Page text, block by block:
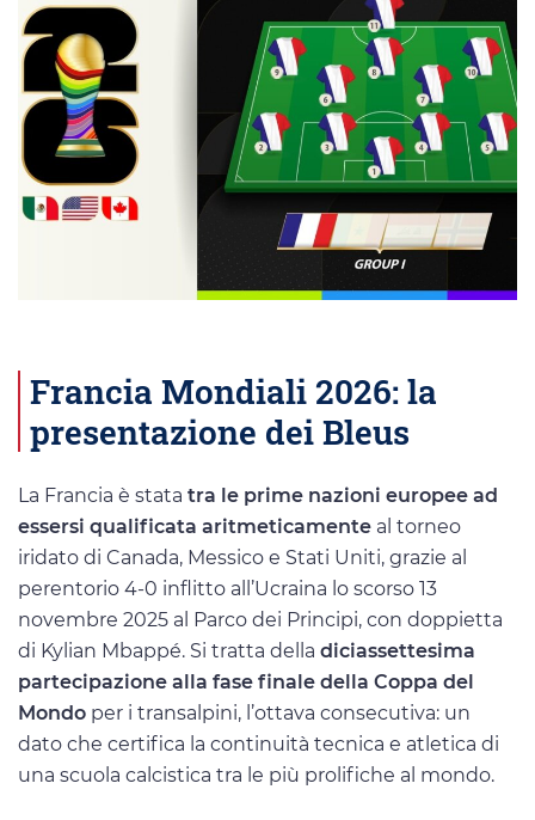
Francia Mondiali 2026: la
presentazione dei Bleus
La Francia è stata tra le prime nazioni europee ad
essersi qualificata aritmeticamente al torneo
iridato di Canada, Messico e Stati Uniti, grazie al
perentorio 4-0 inflitto all’Ucraina lo scorso 13
novembre 2025 al Parco dei Principi, con doppietta
di Kylian Mbappé. Si tratta della diciassettesima
partecipazione alla fase finale della Coppa del
Mondo per i transalpini, l’ottava consecutiva: un
dato che certifica la continuità tecnica e atletica di
una scuola calcistica tra le più prolifiche al mondo.